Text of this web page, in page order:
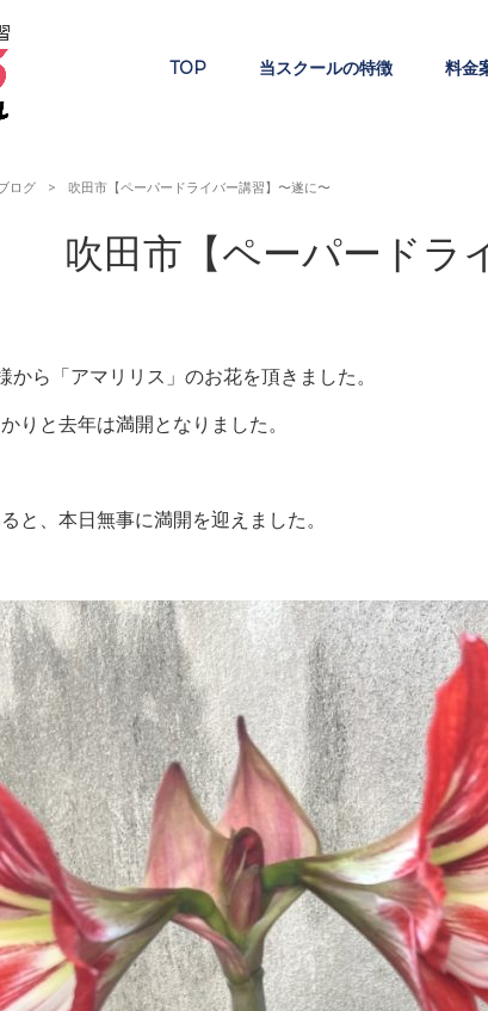
TOP 当スクールの特徴 料金
ログ > 吹田市【ペーパードライバー講習】〜遂に〜
吹田市【ペーパードラ
ら「アマリリス」のお花を頂きました。
りと去年は満開となりました。
と、本日無事に満開を迎えました。